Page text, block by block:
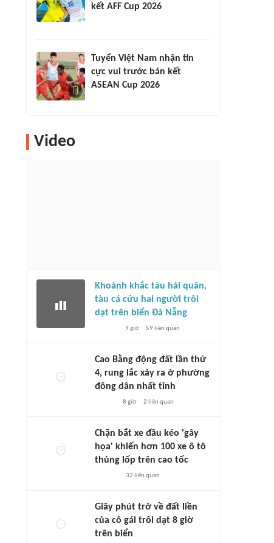
kết AFF Cup 2026
Tuyển Việt Nam nhận tin
cực vui trước bán kết
ASEAN Cup 2026
Video
Khoảnh khắc tàu hải quân,
tàu cá cứu hai người trôi
dạt trên biển Đà Nẵng
9 giờ 59 liên quan
Cao Bằng động đất lần thứ
4, rung lắc xảy ra ở phường
đông dân nhất tỉnh
8 giờ 2 liên quan
Chặn bắt xe đầu kéo 'gây
họa' khiến hơn 100 xe ô tô
thủng lốp trên cao tốc
32 liên quan
Giây phút trở về đất liền
của cô gái trôi dạt 8 giờ
trên biển